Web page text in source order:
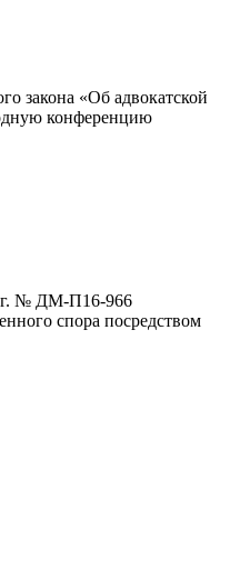
закона «Об адвокатской
конференцию
г. № ДМ-П16-966
спора посредством